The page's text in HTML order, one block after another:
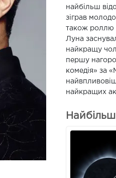
найбільш
зіграв
також роллю
Луна
найкращу
першу
комедія» за
найкращих